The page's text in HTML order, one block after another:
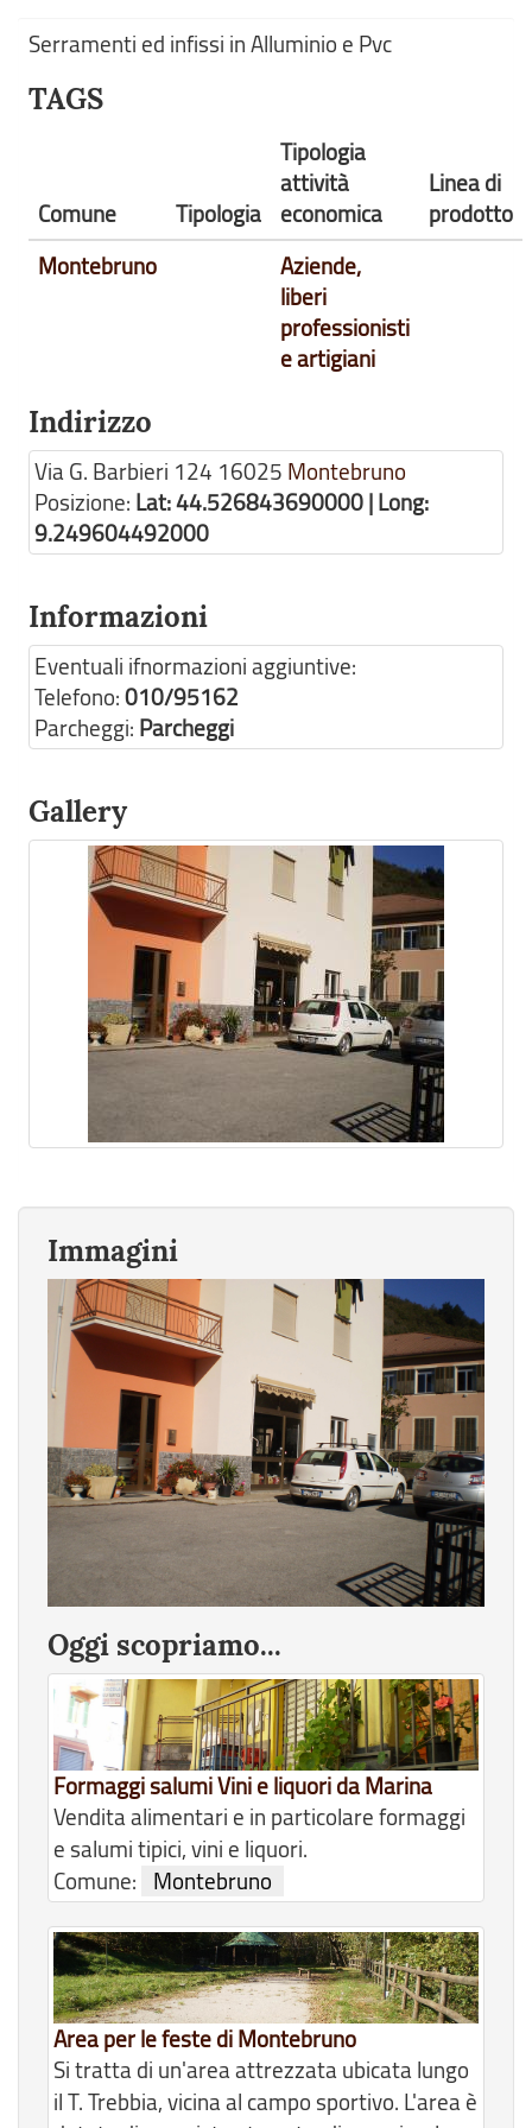
Serramenti ed infissi in Alluminio e Pvc
TAGS
Comune Tipologia
Tipologia
attività
economica
Linea di
prodotto
Montebruno
Aziende,
liberi
professionisti
e artigiani
Indirizzo
Via G. Barbieri 124 16025 Montebruno
Posizione: Lat: 44.526843690000 | Long:
9.249604492000
Informazioni
Eventuali ifnormazioni aggiuntive:
Telefono:010/95162
Parcheggi: Parcheggi
Gallery
Immagini
Oggi scopriamo...
Formaggi salumi Vini e liquori da Marina
Vendita alimentari e in particolare formaggi
e salumi tipici, vini e liquori.
Comune:
Montebruno
Area per le feste di Montebruno
Si tratta di un'area attrezzata ubicata lungo
il T. Trebbia, vicina al campo sportivo. L'area è